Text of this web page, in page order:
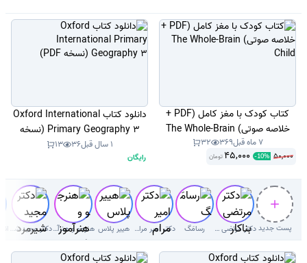
کتاب کودک با مغز کامل (PDF +
خلاصه صوتی) The Whole-Brain
Child
7 ماه قبل 369
32
50,000
-10%
45,000 تومان
دانلود کتاب Oxford International
Primary Geography 3 (نسخه
PDF)
1 سال قبل 36
13
رایگان
پست جدید دکتر مرتضی بناکار رسامَگ دکتر امیر مرام قرطاول هییر پلاس هنرجو و هنرآموز( سوال با جواب) دکتر‌ مجید شیرمردی‌